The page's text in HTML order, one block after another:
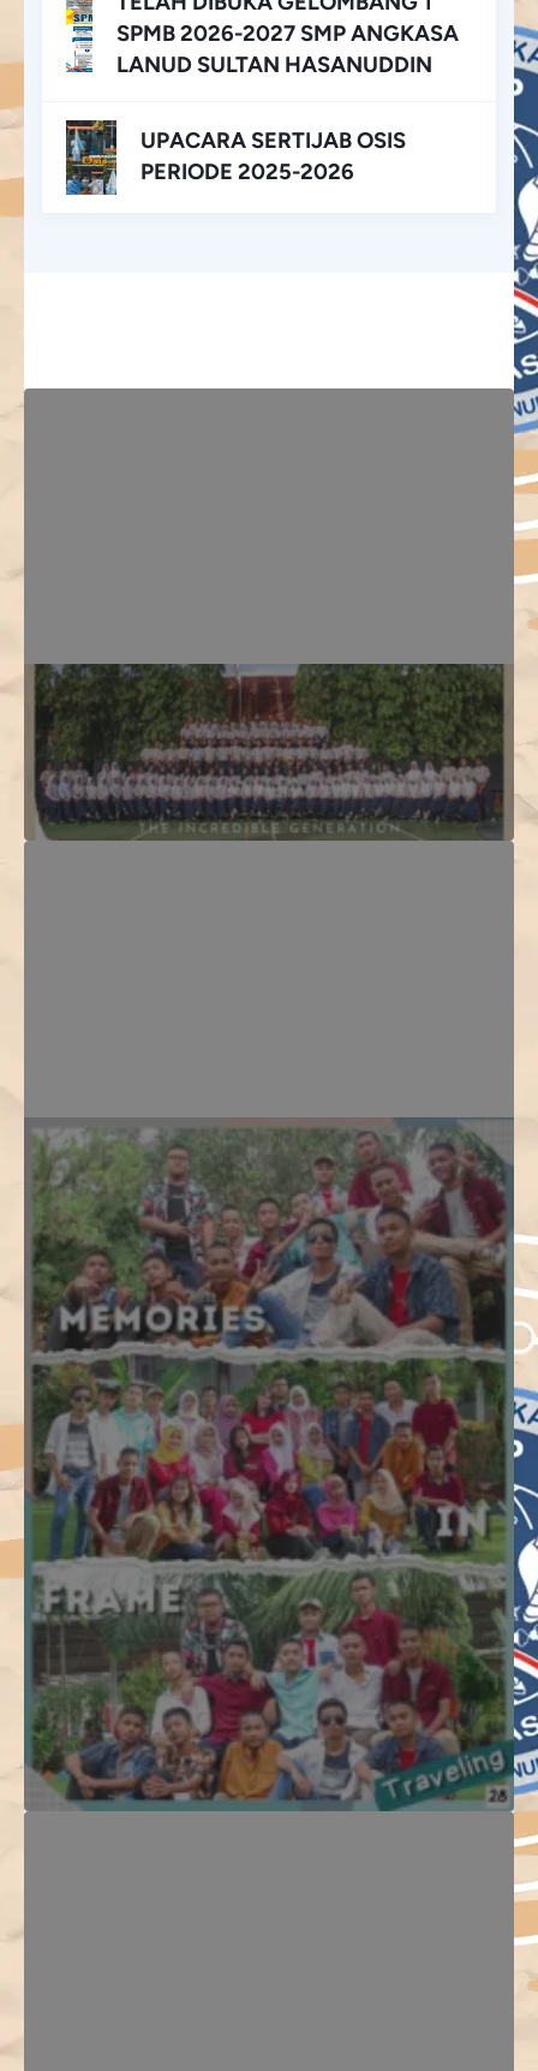
SPMB 2026-2027 SMP ANGKASA
LANUD SULTAN HASANUDDIN
UPACARA SERTIJAB OSIS
PERIODE 2025-2026